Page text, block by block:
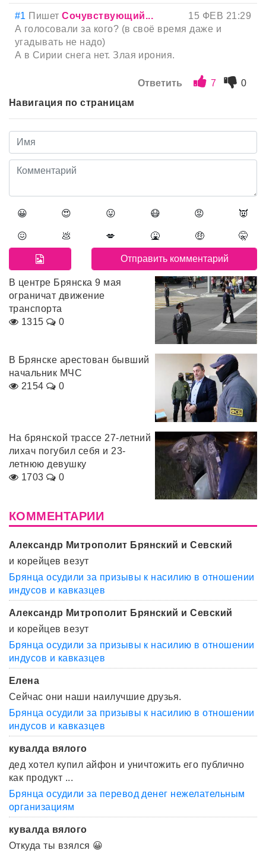
#1 ПишетСочувствующий...
15 ФЕВ 21:29
А голосовали за кого? (в своё время даже и
угадывать не надо)
А в Сирии снега нет. Злая ирония.
Ответить 7
0
Навигация по страницам
😀 😍 😛 😷 😡 👿
😖 💩 💋 🤮 🤑 🤫
В центре Брянска 9 мая
ограничат движение
транспорта
1315
0
В Брянске арестован бывший
начальник МЧС
2154
0
На брянской трассе 27-летний
лихач погубил себя и 23-
летнюю девушку
1703
0
КОММЕНТАРИИ
Александр Митрополит Брянский и Севский
и корейцев везут
Брянца осудили за призывы к насилию в отношении
индусов и кавказцев
Александр Митрополит Брянский и Севский
и корейцев везут
Брянца осудили за призывы к насилию в отношении
индусов и кавказцев
Елена
Сейчас они наши наилучшие друзья.
Брянца осудили за призывы к насилию в отношении
индусов и кавказцев
кувалда вялого
дед хотел купил айфон и уничтожить его публично
как продукт ...
Брянца осудили за перевод денег нежелательным
организациям
кувалда вялого
Откуда ты взялся 😀